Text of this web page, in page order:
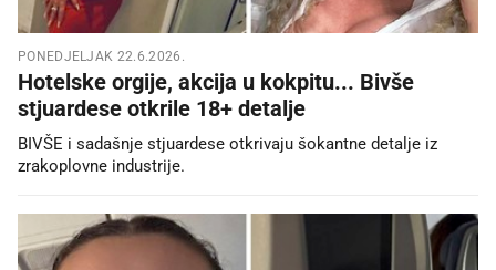
PONEDJELJAK 22.6.2026.
Hotelske orgije, akcija u kokpitu... Bivše
stjuardese otkrile 18+ detalje
BIVŠE i sadašnje stjuardese otkrivaju šokantne detalje iz
zrakoplovne industrije.